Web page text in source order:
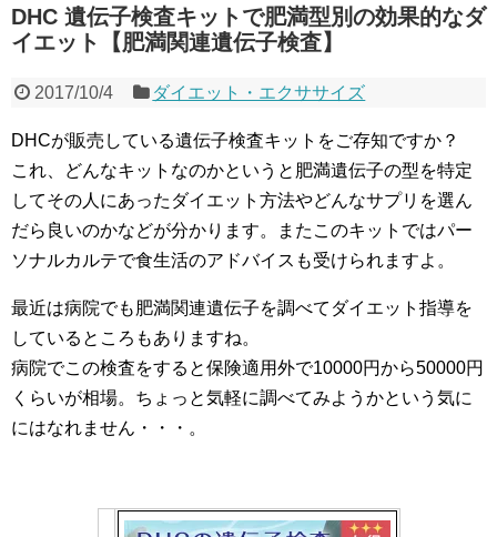
DHC 遺伝子検査キットで肥満型別の効果的なダ
イエット【肥満関連遺伝子検査】
2017/10/4 ダイエット・エクササイズ
DHCが販売している遺伝子検査キットをご存知ですか？
これ、どんなキットなのかというと肥満遺伝子の型を特定
してその人にあったダイエット方法やどんなサプリを選ん
だら良いのかなどが分かります。またこのキットではパー
ソナルカルテで食生活のアドバイスも受けられますよ。
最近は病院でも肥満関連遺伝子を調べてダイエット指導を
しているところもありますね。
病院でこの検査をすると保険適用外で10000円から50000円
くらいが相場。ちょっと気軽に調べてみようかという気に
にはなれません・・・。